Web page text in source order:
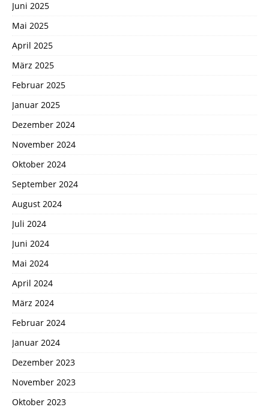
Juni 2025
Mai 2025
April 2025
März 2025
Februar 2025
Januar 2025
Dezember 2024
November 2024
Oktober 2024
September 2024
August 2024
Juli 2024
Juni 2024
Mai 2024
April 2024
März 2024
Februar 2024
Januar 2024
Dezember 2023
November 2023
Oktober 2023